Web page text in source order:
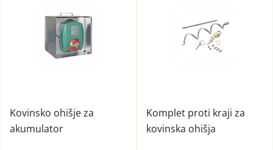
Kovinsko ohišje za
akumulator
Komplet proti kraji za
kovinska ohišja